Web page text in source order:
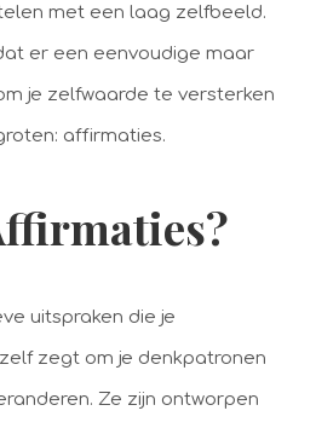
met een laag zelfbeeld.
er een eenvoudige maar
je zelfwaarde te versterken
affirmaties.
uitspraken die je
zegt om je denkpatronen
Ze zijn ontworpen